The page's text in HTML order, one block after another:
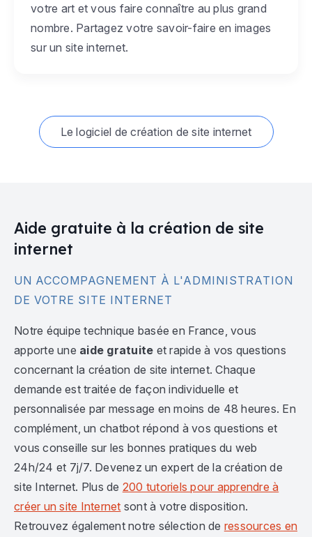
votre art et vous faire connaître au plus grand
nombre. Partagez votre savoir-faire en images
sur un site internet.
Le logiciel de création de site internet
Aide gratuite à la création de site
internet
UN ACCOMPAGNEMENT À L'ADMINISTRATION
DE VOTRE SITE INTERNET
Notre équipe technique basée en France, vous
apporte une aide gratuite et rapide à vos questions
concernant la création de site internet. Chaque
demande est traitée de façon individuelle et
personnalisée par message en moins de 48 heures. En
complément, un chatbot répond à vos questions et
vous conseille sur les bonnes pratiques du web
24h/24 et 7j/7. Devenez un expert de la création de
site Internet. Plus de 200 tutoriels pour apprendre à
créer un site Internet sont à votre disposition.
Retrouvez également notre sélection de ressources en